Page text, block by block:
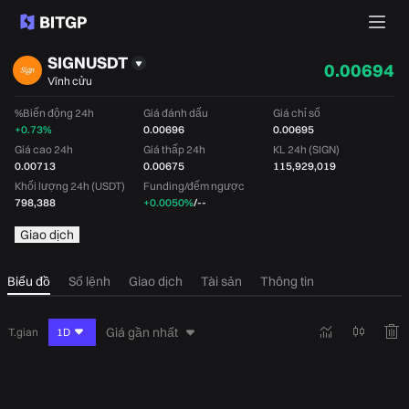
SIGNUSDT
Vĩnh cửu 0.00694
%Biến động 24h
+0.73%
Giá đánh dấu
0.00696
Giá chỉ số
0.00695
Giá cao 24h
0.00713
Giá thấp 24h
0.00675
KL 24h (SIGN)
115,929,019
Khối lượng 24h (USDT)
798,388
Funding/đếm ngược
+0.0050%/--
Giao dịch
Biểu đồ Sổ lệnh Giao dịch Tài sản Thông tin
T.gian 1D Giá gần nhất